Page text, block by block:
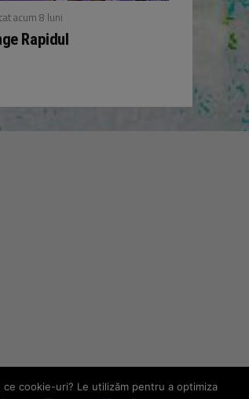
acum 8 luni
Rapidul
cookie-uri? Le utilizăm pentru a optimiza